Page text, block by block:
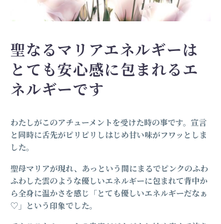
聖なるマリアエネルギーは
とても安心感に包まれるエ
ネルギーです
わたしがこのアチューメントを受けた時の事です。宣言
と同時に舌先がピリピリしはじめ甘い味がフワッとしま
した。
聖母マリアが現れ、あっという間にまるでピンクのふわ
ふわした雲のような優しいエネルギーに包まれて背中か
ら全身に温かさを感じ「とても優しいエネルギーだなぁ
♡」という印象でした。